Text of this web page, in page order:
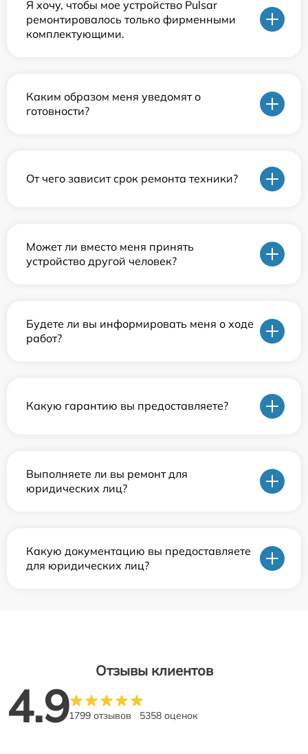
Я хочу, чтобы мое устройство Pulsar
ремонтировалось только фирменными
комплектующими.
Каким образом меня уведомят о
готовности?
От чего зависит срок ремонта техники?
Может ли вместо меня принять
устройство другой человек?
Будете ли вы информировать меня о ходе
работ?
Какую гарантию вы предоставляете?
Выполняете ли вы ремонт для
юридических лиц?
Какую документацию вы предоставляете
для юридических лиц?
Отзывы клиентов
4.91799 отзывов 5358 оценок